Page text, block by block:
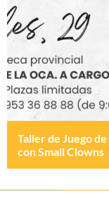
Taller de Juego de
con Small Clowns